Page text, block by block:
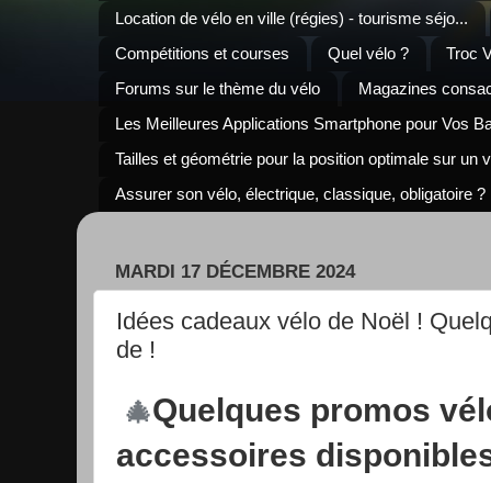
Location de vélo en ville (régies) - tourisme séjo...
Compétitions et courses
Quel vélo ?
Troc
Forums sur le thème du vélo
Magazines
Les Meilleures Applications Smartphone pour Vos
Tailles et géométrie pour la position optimale sur un
Assurer son vélo, électrique, classique, obligatoire ?
MARDI 17 DÉCEMBRE 2024
Idées cadeaux vélo de Noël !
de !
🎄Quelques promos
accessoires